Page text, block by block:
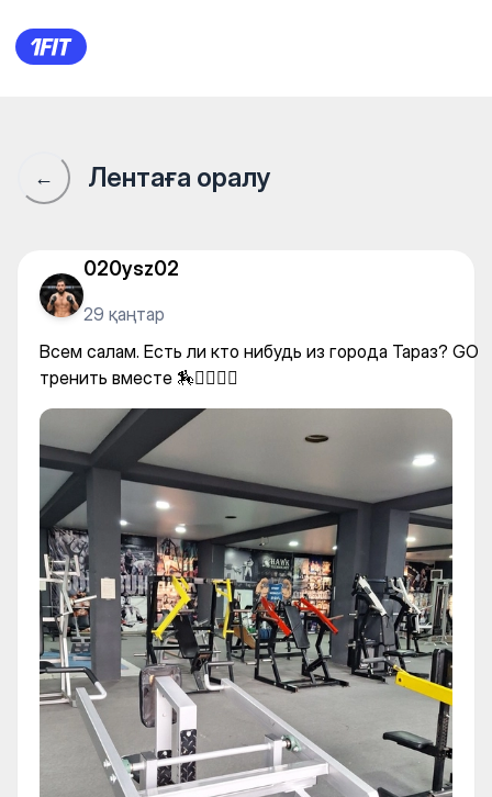
Всем салам. Есть ли кто
← Лентаға оралу
020ysz02
29 қаңтар
Всем салам. Есть ли кто нибудь из города Тараз? GO
тренить вместе 🏇🏋‍♂️🤼‍♂️